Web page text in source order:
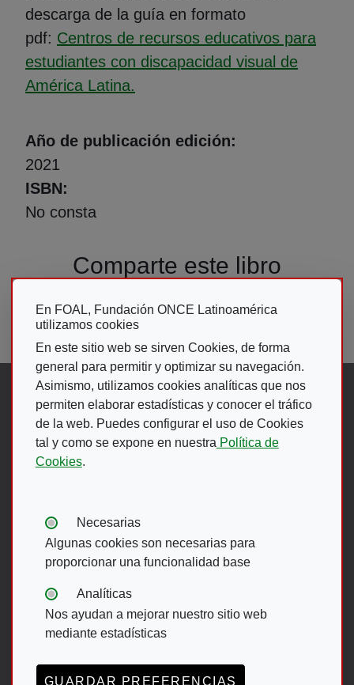
En FOAL, Fundación ONCE Latinoamérica
utilizamos cookies
En este sitio web se sirven Cookies, de forma
general para permitir y optimizar su navegación.
Asimismo, utilizamos cookies analíticas que nos
permiten elaborar estadísticas y conocer el tráfico
de la web. Puedes configurar el uso de Cookies
tal y como se expone en nuestra Política de
Cookies.
Tipos de cookies:
Necesarias
Algunas cookies son necesarias para
proporcionar una funcionalidad base
Analíticas
Nos ayudan a mejorar nuestro sitio web
mediante estadísticas
GUARDAR PREFERENCIAS
descarga de la guía en formato
pdf: Centros de recursos educativos para
estudiantes con discapacidad visual de
América Latina.
Año de publicación edición
2021
ISBN
No consta
Comparte este libro
Síguenos en:
Abre en ventana nueva. Ir a
Abre en ventana nueva. Ir
(Abre en nueva ventana)
Abre en ventana
(Abre en nueva
Abre en ventana
(Abre en nueva
Menú del pie
ACCESIBILIDAD
AVISO LEGAL
POLÍTICA DE PRIVACIDAD